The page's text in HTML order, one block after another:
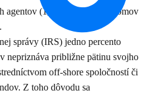
agentov (1,45 milióna) ako domov
správy (IRS) jedno percento
nepriznáva približne pätinu svojho
off-shore spoločností či
Z toho dôvodu sa